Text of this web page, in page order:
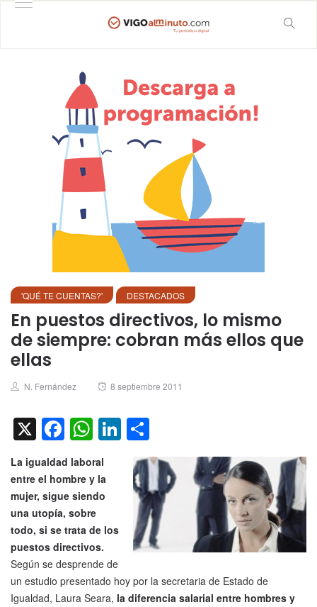
'QUÉ TE CUENTAS?' DESTACADOS
En puestos directivos, lo mismo
de siempre: cobran más ellos que
ellas
Author
N. Fernández
Posted
8 septiembre 2011
X Facebook
WhatsApp
LinkedIn
La igualdad laboral
entre el hombre y la
mujer, sigue siendo
una utopía, sobre
todo, si se trata de los
puestos directivos.
Según se desprende de
un estudio presentado hoy por la secretaria de Estado de
Igualdad, Laura Seara, la diferencia salarial entre hombres y